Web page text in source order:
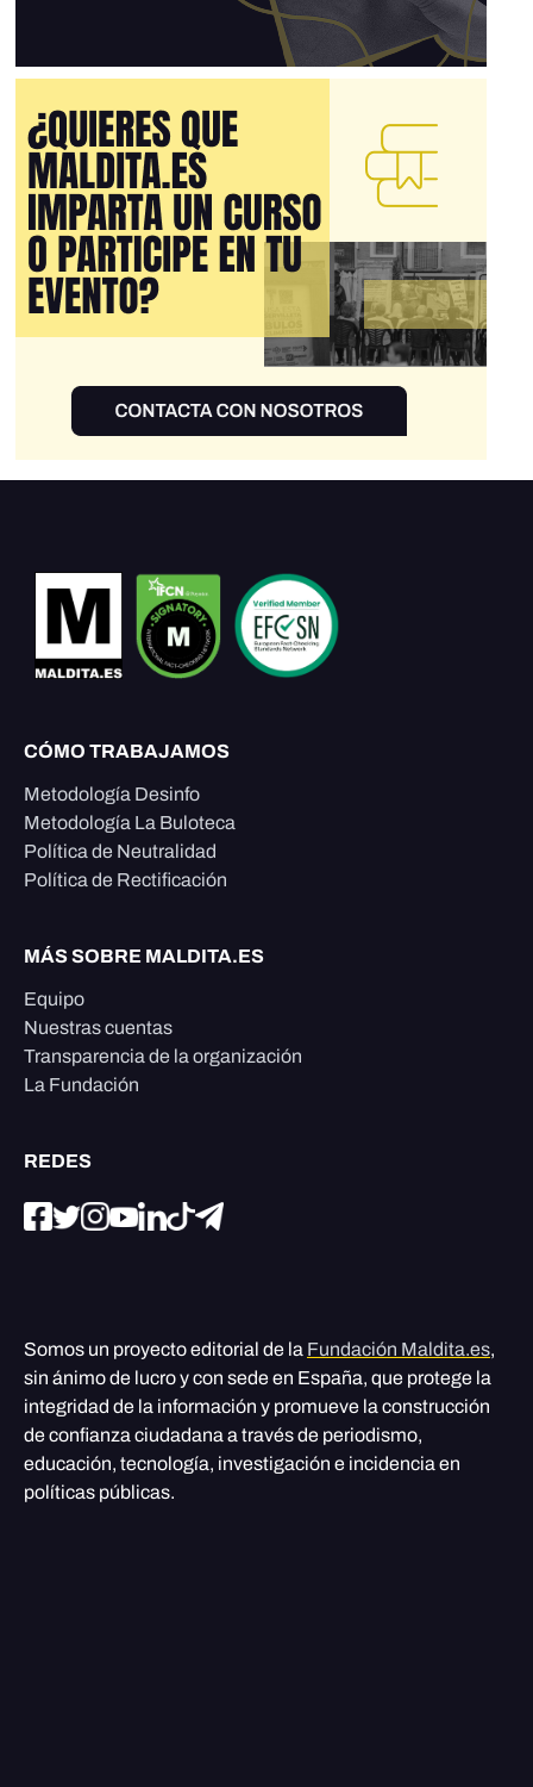
CÓMO TRABAJAMOS
Metodología Desinfo
Metodología La Buloteca
Política de Neutralidad
Política de Rectificación
MÁS SOBRE MALDITA.ES
Equipo
Nuestras cuentas
Transparencia de la organización
La Fundación
REDES
Somos un proyecto editorial de la Fundación Maldita.es,
sin ánimo de lucro y con sede en España, que protege la
integridad de la información y promueve la construcción
de confianza ciudadana a través de periodismo,
educación, tecnología, investigación e incidencia en
políticas públicas.